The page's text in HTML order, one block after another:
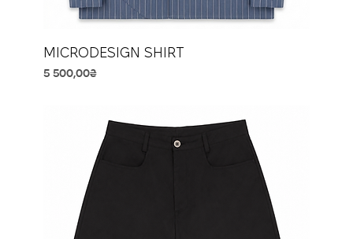
MICRODESIGN SHIRT
Price
5 500,00₴